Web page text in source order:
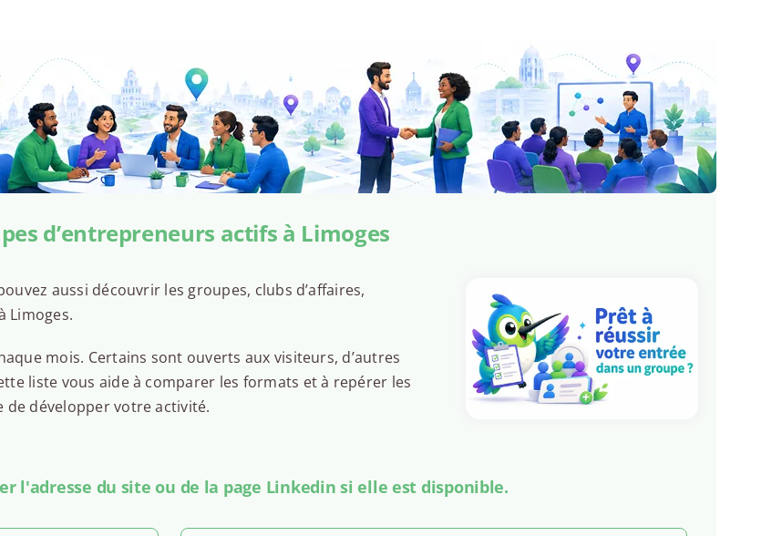
d’entrepreneurs actifs à Limoges
aussi découvrir les groupes, clubs d’affaires,
Limoges.
mois. Certains sont ouverts aux visiteurs, d’autres
liste vous aide à comparer les formats et à repérer les
développer votre activité.
l'adresse du site ou de la page Linkedin si elle est disponible.